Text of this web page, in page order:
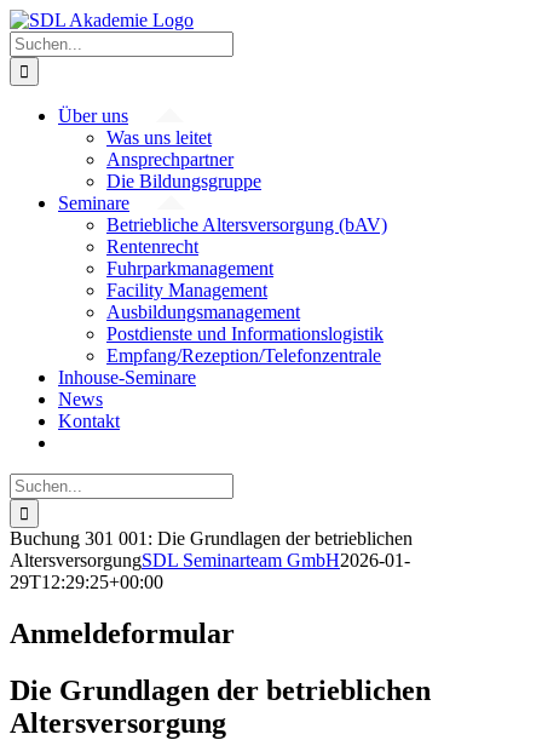
Zum
Inhalt
springen
Suche
nach:
Über uns
Was uns leitet
Ansprechpartner
Die Bildungsgruppe
Seminare
Betriebliche Altersversorgung (bAV)
Rentenrecht
Fuhrparkmanagement
Facility Management
Ausbildungsmanagement
Postdienste und Informationslogistik
Empfang/Rezeption/Telefonzentrale
Inhouse-Seminare
News
Kontakt
Suche
nach:
Buchung 301 001: Die Grundlagen der betrieblichen
AltersversorgungSDL Seminarteam GmbH2026-01-
29T12:29:25+00:00
Anmeldeformular
Die Grundlagen der betrieblichen
Altersversorgung